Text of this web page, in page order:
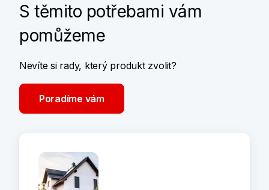
S těmito potřebami vám
pomůžeme
Nevíte si rady, který produkt zvolit?
Poradíme vám